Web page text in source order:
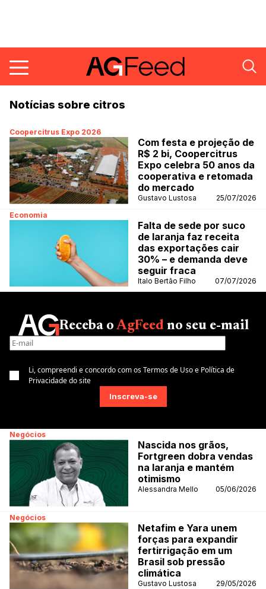
Notícias sobre citros
Coopercitrus Expo 2026
Com festa e projeção de
R$ 2 bi, Coopercitrus
Expo celebra 50 anos da
cooperativa e retomada
do mercado
Gustavo Lustosa
25/07/2026
Economia
Falta de sede por suco
de laranja faz receita
das exportações cair
30% – e demanda deve
seguir fraca
Italo Bertão Filho 07/07/2026
Receba oAgFeed no seu e-mail
Li, compreendi e concordo com os Termos de Uso e Política de
Privacidade do site
Negócios
Nascida nos grãos,
Fortgreen dobra vendas
na laranja e mantém
otimismo
Alessandra Mello 05/06/2026
Negócios
Netafim e Yara unem
forças para expandir
fertirrigação em um
Brasil sob pressão
climática
Gustavo Lustosa 29/05/2026